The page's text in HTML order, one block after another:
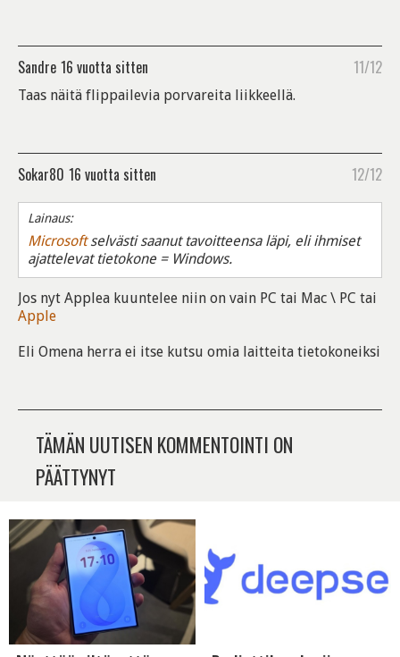
Sandre 16 vuotta sitten 11/12
Taas näitä flippailevia porvareita liikkeellä.
Sokar80 16 vuotta sitten 12/12
Lainaus:
Microsoftselvästi saanut tavoitteensa läpi, eli ihmiset
ajattelevat tietokone = Windows.
Jos nyt Applea kuuntelee niin on vain PC tai Mac \ PC tai
Apple
Eli Omena herra ei itse kutsu omia laitteita tietokoneiksi
TÄMÄN UUTISEN KOMMENTOINTI ON
PÄÄTTYNYT